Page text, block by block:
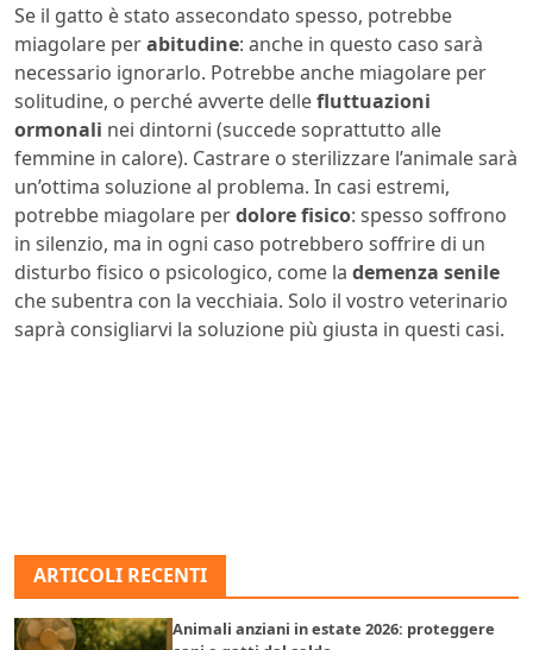
Se il gatto è stato assecondato spesso, potrebbe
miagolare perabitudine: anche in questo caso sarà
necessario ignorarlo. Potrebbe anche miagolare per
solitudine, o perché avverte dellefluttuazioni
ormonali nei dintorni (succede soprattutto alle
femmine in calore). Castrare o sterilizzare l’animale sarà
un’ottima soluzione al problema. In casi estremi,
potrebbe miagolare perdolore fisico: spesso soffrono
in silenzio, ma in ogni caso potrebbero soffrire di un
disturbo fisico o psicologico, come la demenza senile
che subentra con la vecchiaia. Solo il vostro veterinario
saprà consigliarvi la soluzione più giusta in questi casi.
ARTICOLI RECENTI
Animali anziani in estate 2026: proteggere